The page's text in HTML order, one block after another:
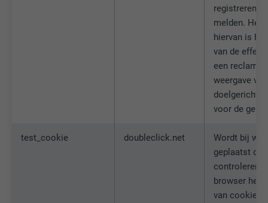
registreren
melden. Het
hiervan is
van de
een reclame
weergave van
doelgerichte
voor de
test_cookie doubleclick.net
Wordt bij
geplaatst
controleren
browser het
van cookies